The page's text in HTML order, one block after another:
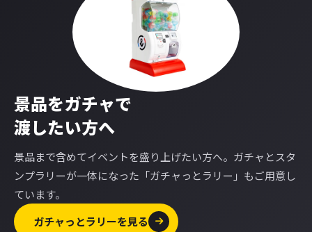
景品をガチャで
渡したい方へ
景品まで含めてイベントを盛り上げたい方へ。ガチャとスタ
ンプラリーが一体になった「ガチャっとラリー」もご用意し
ています。
ガチャっとラリーを見る